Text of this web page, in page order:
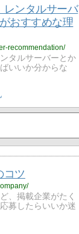
レンタルサーバ
おすすめな理
recommendation/
タルサーバーとか
いいか分からな
コツ
、掲載企業がたく
募したらいいか迷